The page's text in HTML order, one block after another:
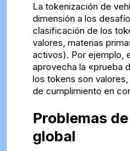
La tokenización de
dimensión a los
clasificación de los
valores, materias
activos). Por ejemplo,
aprovecha la «prueba
los tokens son
de cumplimiento en
Problemas
global